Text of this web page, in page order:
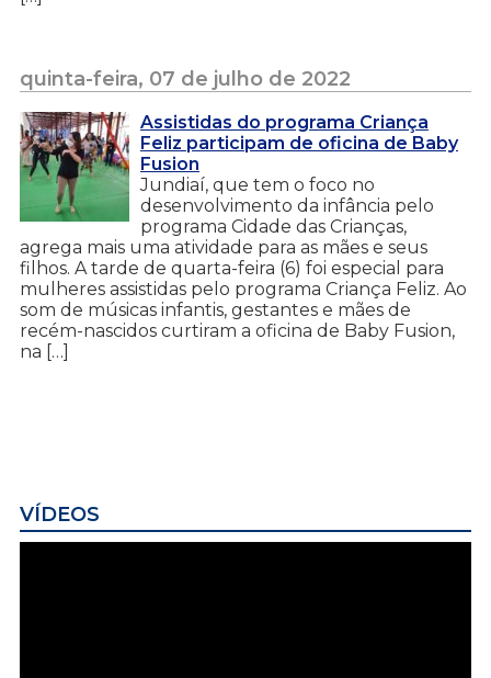
quinta-feira, 07 de julho de 2022
Assistidas do programa Criança
Feliz participam de oficina de Baby
Fusion
Jundiaí, que tem o foco no
desenvolvimento da infância pelo
programa Cidade das Crianças,
agrega mais uma atividade para as mães e seus
filhos. A tarde de quarta-feira (6) foi especial para
mulheres assistidas pelo programa Criança Feliz. Ao
som de músicas infantis, gestantes e mães de
recém-nascidos curtiram a oficina de Baby Fusion,
na […]
VÍDEOS